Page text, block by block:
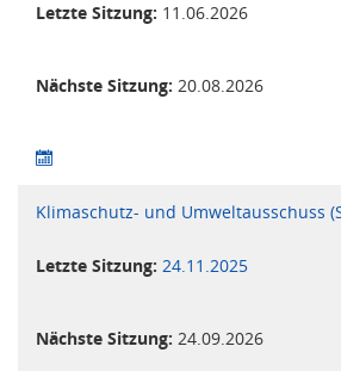
Letzte Sitzung: 11.06.2026
Nächste Sitzung: 20.08.2026
Klimaschutz- und Umweltausschuss
Letzte Sitzung: 24.11.2025
Nächste Sitzung: 24.09.2026